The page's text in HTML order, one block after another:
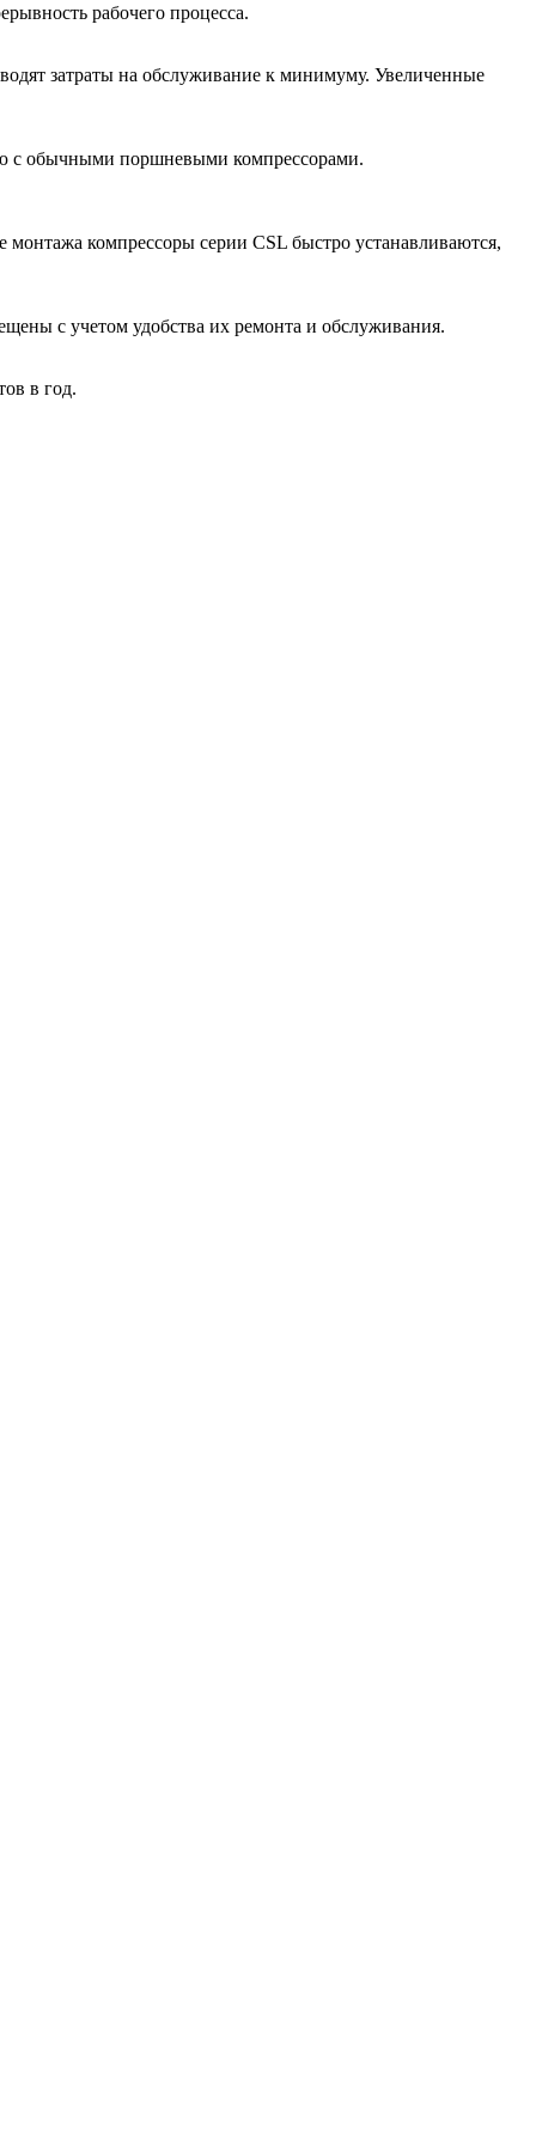
рабочего процесса.
затраты на обслуживание к минимуму. Увеличенные
с обычными поршневыми компрессорами.
компрессоры серии CSL быстро устанавливаются,
с учетом удобства их ремонта и обслуживания.
в год.